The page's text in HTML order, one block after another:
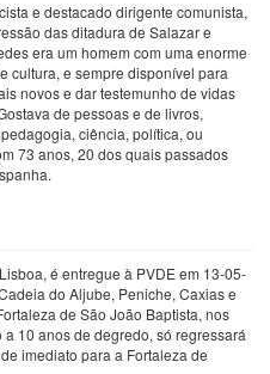
e destacado dirigente comunista,
das ditadura de Salazar e
era um homem com uma enorme
cultura, e sempre disponível para
novos e dar testemunho de vidas
de pessoas e de livros,
ciência, política, ou
73 anos, 20 dos quais passados
é entregue à PVDE em 13-05-
do Aljube, Peniche, Caxias e
de São João Baptista, nos
10 anos de degredo, só regressará
imediato para a Fortaleza de